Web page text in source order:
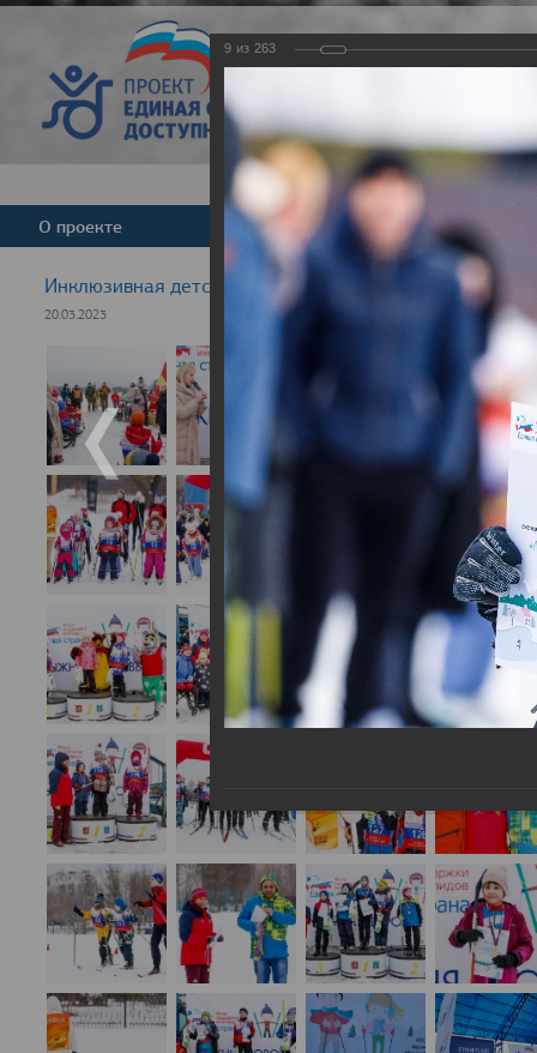
Версия для
О проекте Команда Новости
Инклюзивная детская гонка "Лыжня здоровья" 2023
20.03.2023
9 из 263